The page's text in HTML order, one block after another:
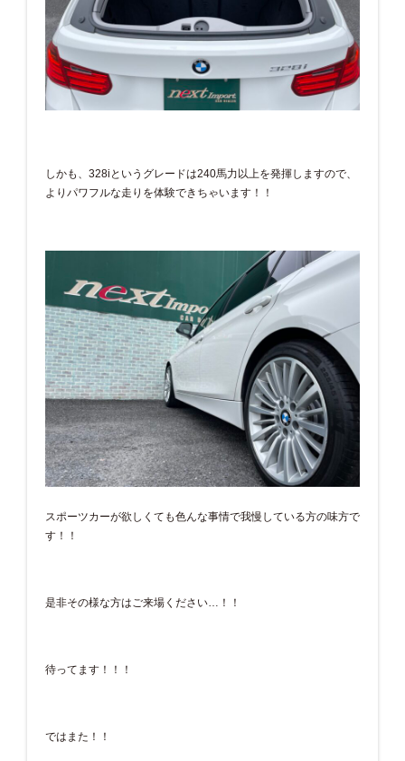
しかも、328iというグレードは240馬力以上を発揮しますので、
よりパワフルな走りを体験できちゃいます！！
スポーツカーが欲しくても色んな事情で我慢している方の味方で
す！！
是非その様な方はご来場ください…！！
待ってます！！！
ではまた！！